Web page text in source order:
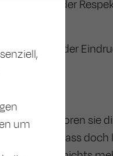
um
mangelnder
Junioren der
die Junioren sie
sagen: „Ich lass